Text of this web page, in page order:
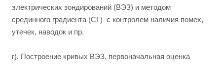
электрических зондирований (ВЭЗ) и методом
срединного градиента (СГ) с контролем наличия помех,
утечек, наводок и пр.
г). Построение кривых ВЭЗ, первоначальная оценка